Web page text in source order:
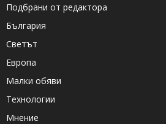
Подбрани от редактора
България
Светът
Европа
Малки обяви
Технологии
Мнение